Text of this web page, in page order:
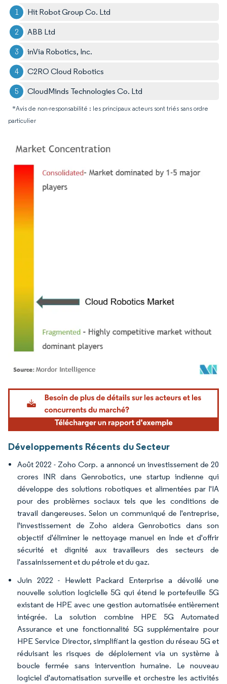
Hit Robot Group Co. Ltd
ABB Ltd
inVia Robotics, Inc.
C2RO Cloud Robotics
CloudMinds Technologies Co. Ltd
*Avis de non-responsabilité : les principaux acteurs sont triés sans ordre
particulier
Image © Mordor Intelligence. La réutilisation nécessite une attribution sous CC BY
Développements Récents du Secteur
Août 2022 - Zoho Corp. a annoncé un investissement de 20
crores INR dans Genrobotics, une startup indienne qui
développe des solutions robotiques et alimentées par l'IA
pour des problèmes sociaux tels que les conditions de
travail dangereuses. Selon un communiqué de l'entreprise,
l'investissement de Zoho aidera Genrobotics dans son
objectif d'éliminer le nettoyage manuel en Inde et d'offrir
sécurité et dignité aux travailleurs des secteurs de
l'assainissement et du pétrole et du gaz.
Juin 2022 - Hewlett Packard Enterprise a dévoilé une
nouvelle solution logicielle 5G qui étend le portefeuille 5G
existant de HPE avec une gestion automatisée entièrement
intégrée. La solution combine HPE 5G Automated
Assurance et une fonctionnalité 5G supplémentaire pour
HPE Service Director, simplifiant la gestion du réseau 5G et
réduisant les risques de déploiement via un système à
boucle fermée sans intervention humaine. Le nouveau
logiciel d'automatisation surveille et orchestre les activités